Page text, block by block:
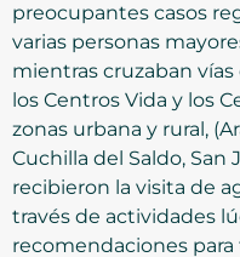
preocupantes casos
varias personas
mientras cruzaban vías
los Centros Vida y los
zonas urbana y rural,
Cuchilla del Saldo, San
recibieron la visita de
través de actividades
recomendaciones